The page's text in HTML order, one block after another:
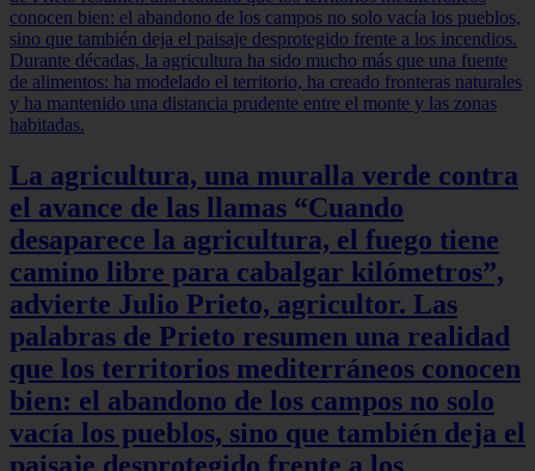
La agricultura, una muralla verde contra
el avance de las llamas “Cuando
desaparece la agricultura, el fuego tiene
camino libre para cabalgar kilómetros”,
advierte Julio Prieto, agricultor. Las
palabras de Prieto resumen una realidad
que los territorios mediterráneos conocen
bien: el abandono de los campos no solo
vacía los pueblos, sino que también deja el
paisaje desprotegido frente a los